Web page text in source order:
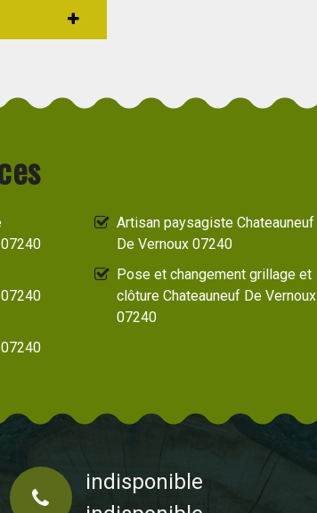
Artisan paysagiste Chateauneuf
De Vernoux 07240
Pose et changement grillage et
clôture Chateauneuf De Vernoux
07240
indisponible